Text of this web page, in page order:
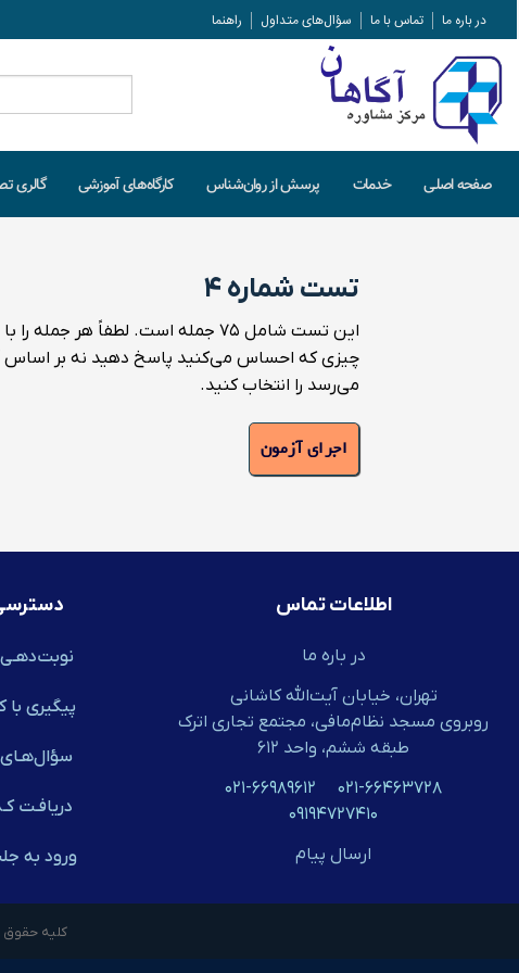
در باره ما تماس با ما سؤال‌های متداول راهنما
جستجو
صفحه اصلـی خدمات پرسش از روان‌شناس کارگاه‌های آموزشی گالری
تست شماره ۴
این تست شامل ۷۵ جمله است. لطفاً هر جمله را
چیزی که احساس می‌کنید پاسخ دهید نه بر
می‌رسد را انتخاب کنید.
اطلاعات تماس
در باره ما
تهران، خیابان آیت‌الله کاشانی
روبروی مسجد نظام‌مافی، مجتمع تجاری اترک
طبقه ششم، واحد ۶۱۲
۰۲۱-۶۶۴۶۳۷۲۸
۰۲۱-۶۶۹۸۹۶۱۲
۰۹۱۹۴۷۲۷۴۱۰
ارسال پیام
نوبت‌دهـی
پیگیری
سؤال‌هـای
دریافـت
ورود به
کلیه حقوق